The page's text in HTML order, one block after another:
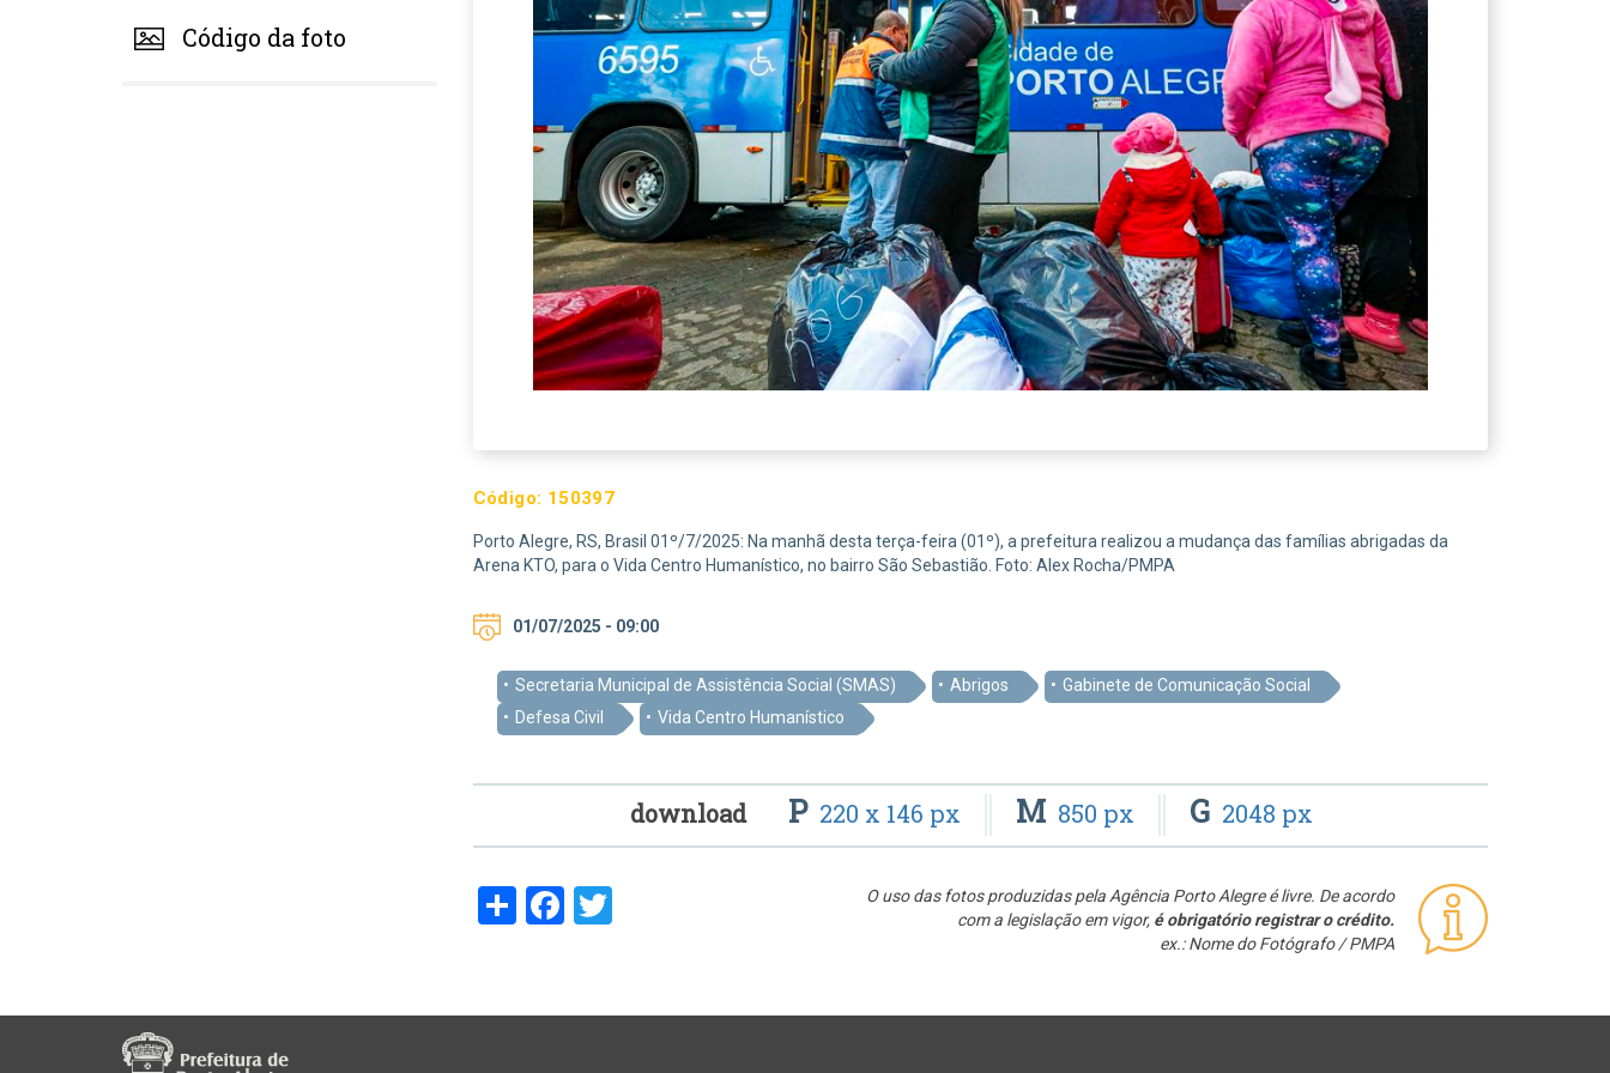
Código da foto
Código: 150397
Porto Alegre, RS, Brasil 01º/7/2025: Na manhã desta terça-feira (01º), a prefeitura realizou a mudança das famílias abrigadas da
Arena KTO, para o Vida Centro Humanístico, no bairro São Sebastião. Foto: Alex Rocha/PMPA
01/07/2025 - 09:00
Secretaria Municipal de Assistência Social (SMAS) Abrigos
Gabinete de Comunicação Social
Defesa Civil
Vida Centro Humanístico
download P 220 x 146 px M 850 px G 2048 px
O uso das fotos produzidas pela Agência Porto Alegre é livre. De acordo
com a legislação em vigor, é obrigatório registrar o crédito.
ex.: Nome do Fotógrafo / PMPA
ShareFacebook
Twitter